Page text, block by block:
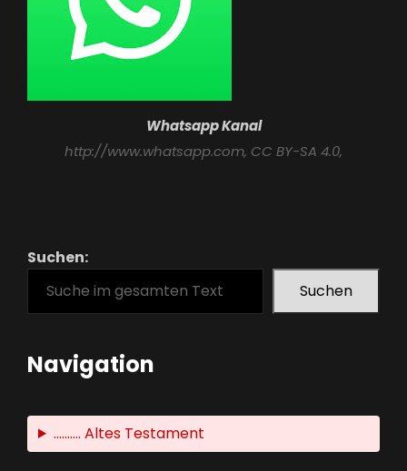
Whatsapp Kanal
http://www.whatsapp.com, CC BY-SA 4.0,
Suchen:
Suchen
Navigation
.......... Altes Testament